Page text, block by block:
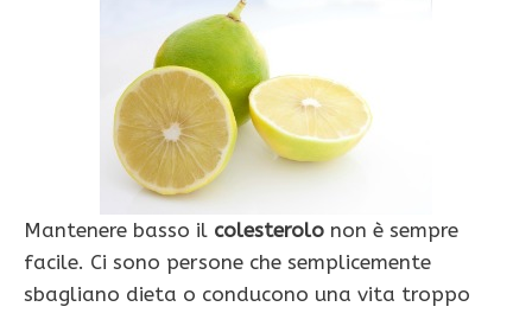
Mantenere basso il colesterolo non è sempre
facile. Ci sono persone che semplicemente
sbagliano dieta o conducono una vita troppo